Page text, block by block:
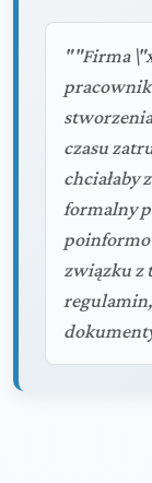
""Firma
czasu
chciałaby
formalny
związku z